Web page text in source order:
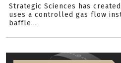
Strategic Sciences has
uses a controlled gas flow
baffle...